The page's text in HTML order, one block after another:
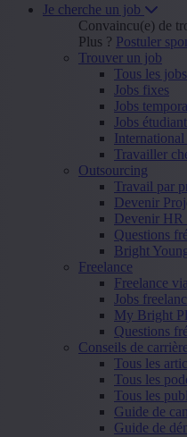
Je cherche un job
Convaincu(e) de
Plus ? Postuler
Trouver un job
Tous les jobs
Jobs fixes
Jobs
Jobs
International
Travailler
Outsourcing
Travail par
Devenir
Devenir HR
Questions
Bright
Freelance
Freelance
Jobs
My Bright
Questions
Conseils de carrière
Tous les
Tous les
Tous les
Guide de
Guide de